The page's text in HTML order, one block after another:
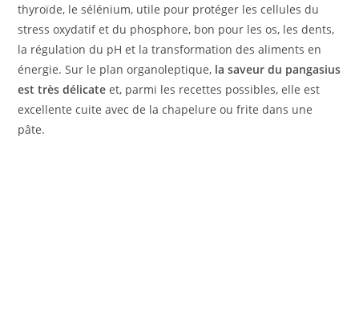
thyroïde, le sélénium, utile pour protéger les cellules du
stress oxydatif et du phosphore, bon pour les os, les dents,
la régulation du pH et la transformation des aliments en
énergie. Sur le plan organoleptique, la saveur du pangasius
est très délicate et, parmi les recettes possibles, elle est
excellente cuite avec de la chapelure ou frite dans une
pâte.